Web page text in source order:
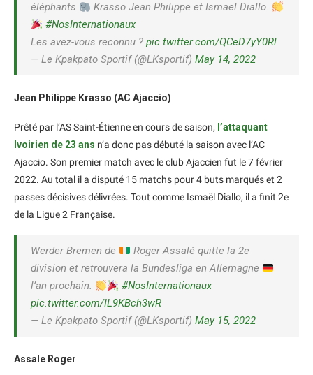
éléphants
Krasso Jean Philippe et Ismael Diallo.
#NosInternationaux
Les avez-vous reconnu ? pic.twitter.com/QCeD7yY0Rl
— Le Kpakpato Sportif (@LKsportif) May 14, 2022
Jean Philippe Krasso (AC Ajaccio)
Prêté par l’AS Saint-Étienne en cours de saison, l’attaquant
Ivoirien de 23 ans n’a donc pas débuté la saison avec l’AC
Ajaccio. Son premier match avec le club Ajaccien fut le 7 février
2022. Au total il a disputé 15 matchs pour 4 buts marqués et 2
passes décisives délivrées. Tout comme Ismaël Diallo, il a finit 2e
de la Ligue 2 Française.
Werder Bremen de
Roger Assalé quitte la 2e
division et retrouvera la Bundesliga en Allemagne
l’an prochain.
#NosInternationaux
pic.twitter.com/IL9KBch3wR
— Le Kpakpato Sportif (@LKsportif) May 15, 2022
Assale Roger